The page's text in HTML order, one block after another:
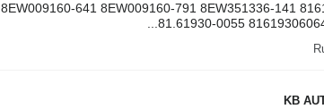
78109 8EW009160-641 8EW009160-791 8EW351336-141
81.61930-0055
KB